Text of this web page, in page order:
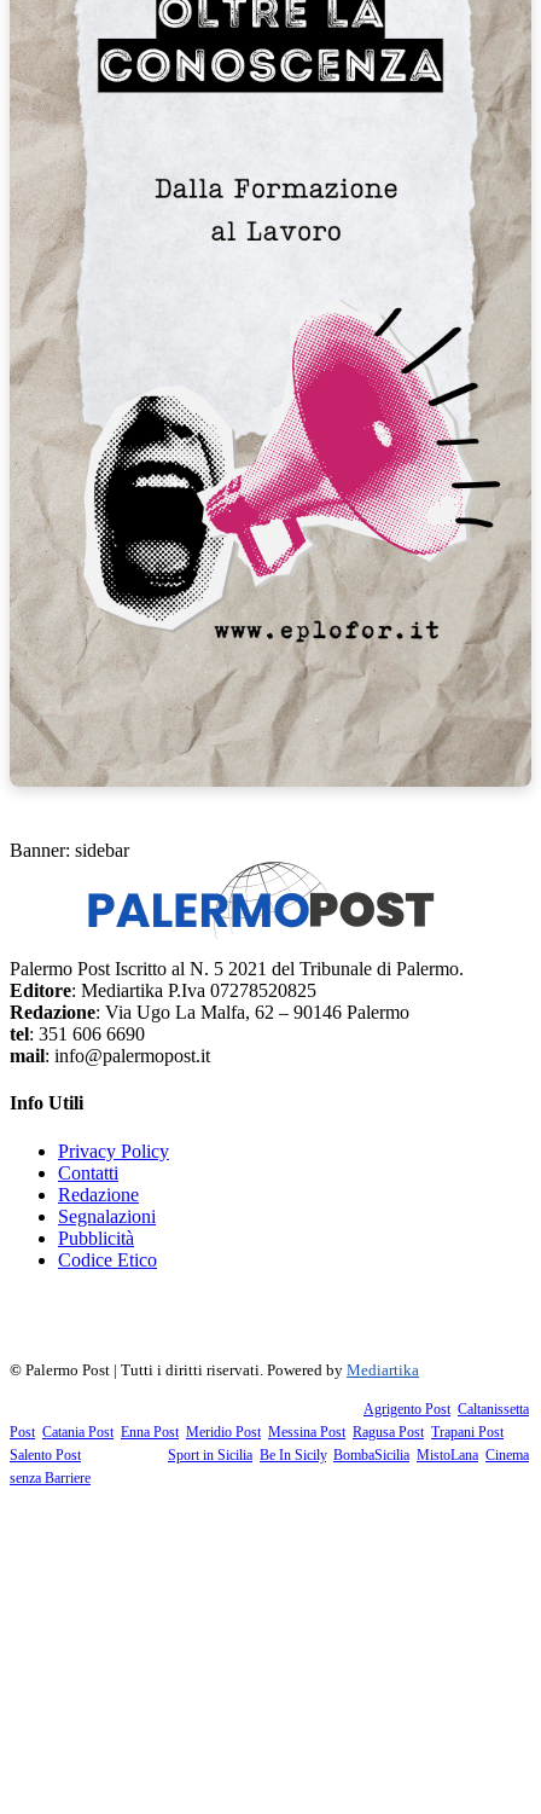
Banner: sidebar
Palermo Post Iscritto al N. 5 2021 del Tribunale di Palermo.
Editore: Mediartika P.Iva 07278520825
Redazione: Via Ugo La Malfa, 62 – 90146 Palermo
tel: 351 606 6690
mail: info@palermopost.it
Info Utili
Privacy Policy
Contatti
Redazione
Segnalazioni
Pubblicità
Codice Etico
© Palermo Post | Tutti i diritti riservati. Powered by Mediartika
Agrigento Post, Caltanissetta
Post, Catania Post, Enna Post, Meridio Post, Messina Post, Ragusa Post, Trapani Post,
Salento Post. I siti tematici: Sport in Sicilia Be In Sicily, BombaSicilia MistoLana Cinema
senza Barriere